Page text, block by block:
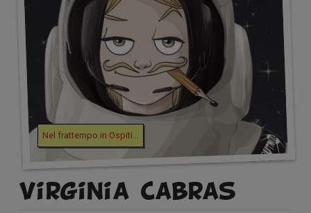
Nel frattempo in Ospiti...
Virginia Cabras